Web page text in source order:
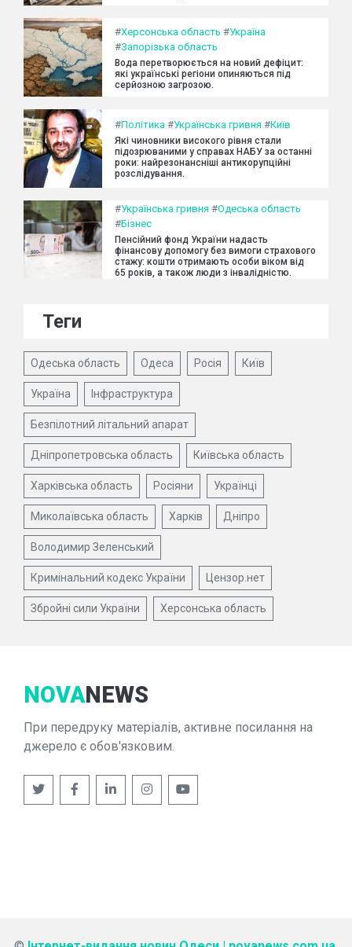
#Херсонська область #Україна
#Запорізька область
Вода перетворюється на новий дефіцит:
які українські регіони опиняються під
серйозною загрозою.
#Політика #Українська гривня #Київ
Які чиновники високого рівня стали
підозрюваними у справах НАБУ за останні
роки: найрезонансніші антикорупційні
розслідування.
#Українська гривня #Одеська область
#Бізнес
Пенсійний фонд України надасть
фінансову допомогу без вимоги страхового
стажу: кошти отримають особи віком від
65 років, а також люди з інвалідністю.
Теги
Одеська область Одеса Росія Київ
Україна Інфраструктура
Безпілотний літальний апарат
Дніпропетровська область Київська область
Харківська область Росіяни Українці
Миколаївська область Харків Дніпро
Володимир Зеленський
Кримінальний кодекс України Цензор.нет
Збройні сили України Херсонська область
NOVANEWS
При передруку матеріалів, активне посилання на
джерело є обов'язковим.